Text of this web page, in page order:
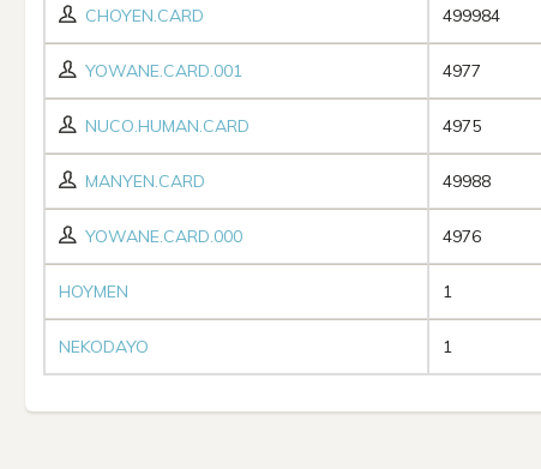
CHOYEN.CARD 499984
YOWANE.CARD.001 4977
NUCO.HUMAN.CARD 4975
MANYEN.CARD 49988
YOWANE.CARD.000 4976
HOYMEN 1
NEKODAYO 1